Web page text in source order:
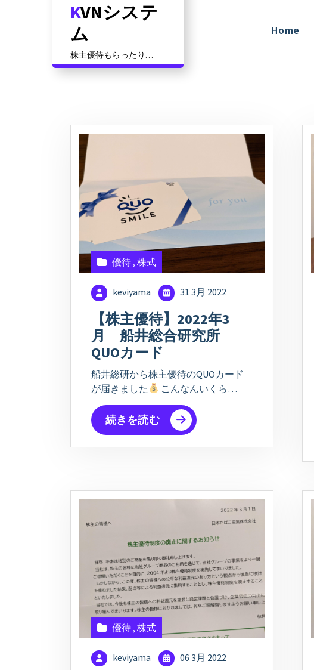
KVNシステ
ム
株主優待もらったり資
格対策だったりその他
Home
優待, 株式
keviyama 31 3月 2022
【株主優待】2022年3
月 船井総合研究所
QUOカード
船井総研から株主優待のQUOカード
が届きました
こんなんいくら…
続きを読む
優待, 株式
keviyama 06 3月 2022